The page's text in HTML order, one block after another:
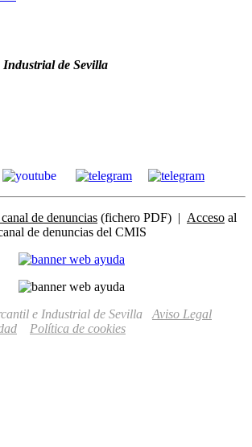
de Sevilla
de denuncias (fichero PDF) | Acceso al
de denuncias del CMIS
e Industrial de Sevilla Aviso Legal
Política de cookies